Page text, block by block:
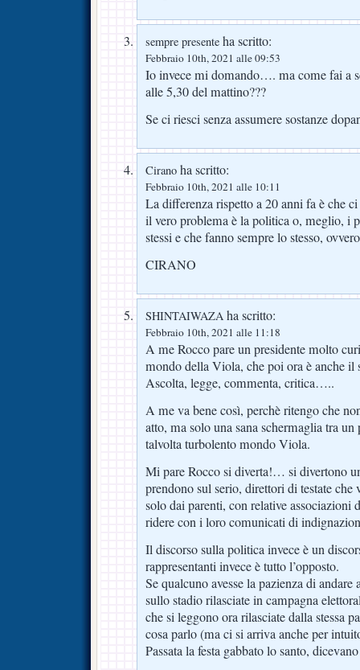
sempre presente ha scritto:
Febbraio 10th, 2021 alle 09:53
Io invece mi domando…. ma come fai a
alle 5,30 del mattino???
Se ci riesci senza assumere sostanze
Cirano ha scritto:
Febbraio 10th, 2021 alle 10:11
La differenza rispetto a 20 anni fa è che
il vero problema è la politica o, meglio, i
stessi e che fanno sempre lo stesso,
CIRANO
SHINTAIWAZA ha scritto:
Febbraio 10th, 2021 alle 11:18
A me Rocco pare un presidente molto
mondo della Viola, che poi ora è anche il
Ascolta, legge, commenta, critica…..
A me va bene così, perchè ritengo che
atto, ma solo una sana schermaglia tra
talvolta turbolento mondo Viola.
Mi pare Rocco si diverta!… si divertono
prendono sul serio, direttori di testate che
solo dai parenti, con relative associazioni
ridere con i loro comunicati di
Il discorso sulla politica invece è un
rappresentanti invece è tutto l’opposto.
Se qualcuno avesse la pazienza di
sullo stadio rilasciate in campagna
che si leggono ora rilasciate dalla stessa
cosa parlo (ma ci si arriva anche per
Passata la festa gabbato lo santo,